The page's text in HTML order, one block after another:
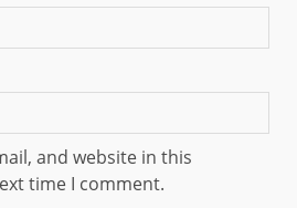
and website in this
time I comment.